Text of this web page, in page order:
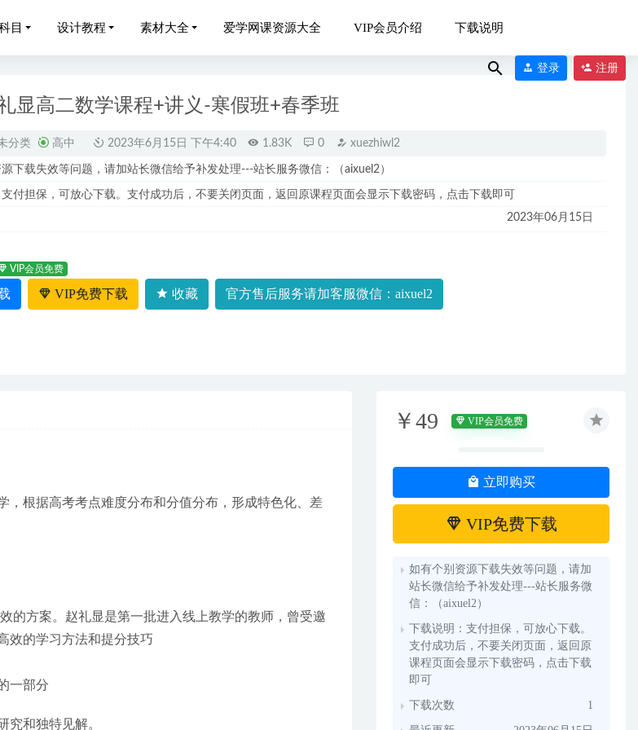
目 设计教程 素材大全 爱学网课资源大全 VIP会员介绍 下载说明
登录 注册
显高二数学课程+讲义-寒假班+春季班
分类 高中 2023年6月15日 下午4:40 1.83K 0 xuezhiwl2
下载失效等问题，请加站长微信给予补发处理---站长服务微信：（aixuel2）
支付担保，可放心下载。支付成功后，不要关闭页面，返回原课程页面会显示下载密码，点击下载即可
2023年06月15日
VIP会员免费
VIP免费下载 收藏 官方售后服务请加客服微信：aixuel2
，根据高考考点难度分布和分值分布，形成特色化、差
的方案。赵礼显是第一批进入线上教学的教师，曾受邀
效的学习方法和提分技巧
一部分
究和独特见解。
￥49 VIP会员免费
立即购买
VIP免费下载
如有个别资源下载失效等问题，请加
站长微信给予补发处理---站长服务微
信：（aixuel2）
下载说明：支付担保，可放心下载。
支付成功后，不要关闭页面，返回原
课程页面会显示下载密码，点击下载
即可
下载次数 1
春季班 2023-08-08
寒假班视频教程+课堂笔记
刘秋龙高三数学视频教程+讲义（暑假班）
恋爱吸引异性女神 2023-02-18